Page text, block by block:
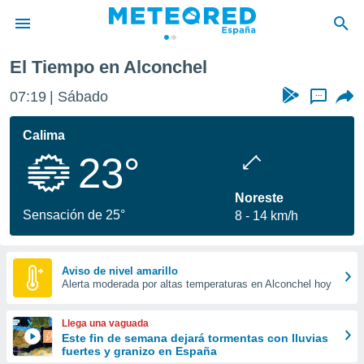
de
por
que se
calidad.
a este
las
y
forma
digital
basada
El Tiempo en Alconchel
07:19 Sábado ...
Calima
23°
Sensación de 25°
Noreste
8
14 km/h
Aviso de nivel amarillo
Alerta moderada por altas temperaturas en Alconchel hoy
Llega una vaguada
Este fin de semana dejará tormentas con lluvias
fuertes y granizo en España